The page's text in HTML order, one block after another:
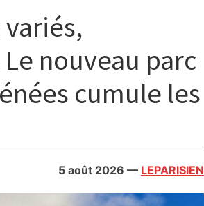
variés,
nouveau parc
cumule les
5 août 2026 — LEPARISIEN